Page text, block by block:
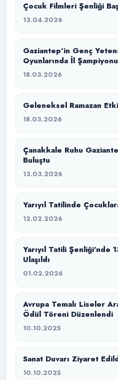
Çocuk Filmleri Şenliği
13.04.2026
Gaziantep’in Genç
Oyunlarında İl
18.03.2026
Geleneksel Ramazan
18.03.2026
Çanakkale Ruhu
Buluştu
13.03.2026
Yarıyıl Tatilinde
12.02.2026
Yarıyıl Tatili Şenliği’nde
Ulaşıldı
01.02.2026
Avrupa Temalı Liseler
Ödül Töreni Düzenlendi
10.10.2025
Sanat Duvarı Ziyaret
10.10.2025